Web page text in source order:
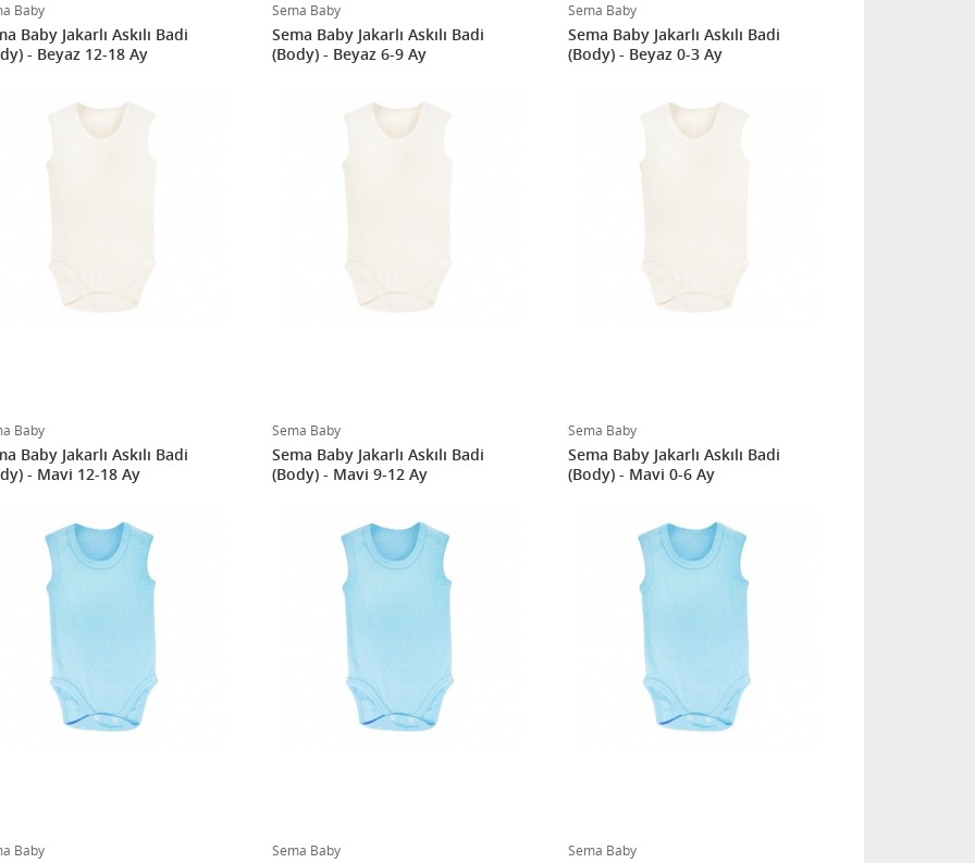
Baby
Baby Jakarlı Askılı Badi
- Beyaz 12-18 Ay
Sema Baby
Sema Baby Jakarlı Askılı Badi
(Body) - Beyaz 6-9 Ay
Sema Baby
Sema Baby Jakarlı Askılı Badi
(Body) - Beyaz 0-3 Ay
Baby
Baby Jakarlı Askılı Badi
- Mavi 12-18 Ay
Sema Baby
Sema Baby Jakarlı Askılı Badi
(Body) - Mavi 9-12 Ay
Sema Baby
Sema Baby Jakarlı Askılı Badi
(Body) - Mavi 0-6 Ay
Baby Sema Baby Sema Baby